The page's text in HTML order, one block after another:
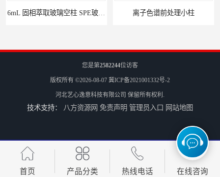
离子色谱前处理小柱​
您是第2582244位访客
版权所有 ©2026-08-07 冀ICP备2021001332号-2
河北艺心逸意科技有限公司 保留所有权利.
技术支持： 八方资源网 免责声明 管理员入口 网站地图
首页 产品分类 热线电话 在线咨询